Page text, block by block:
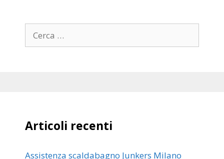
per:
Articoli recenti
Assistenza scaldabagno Junkers Milano